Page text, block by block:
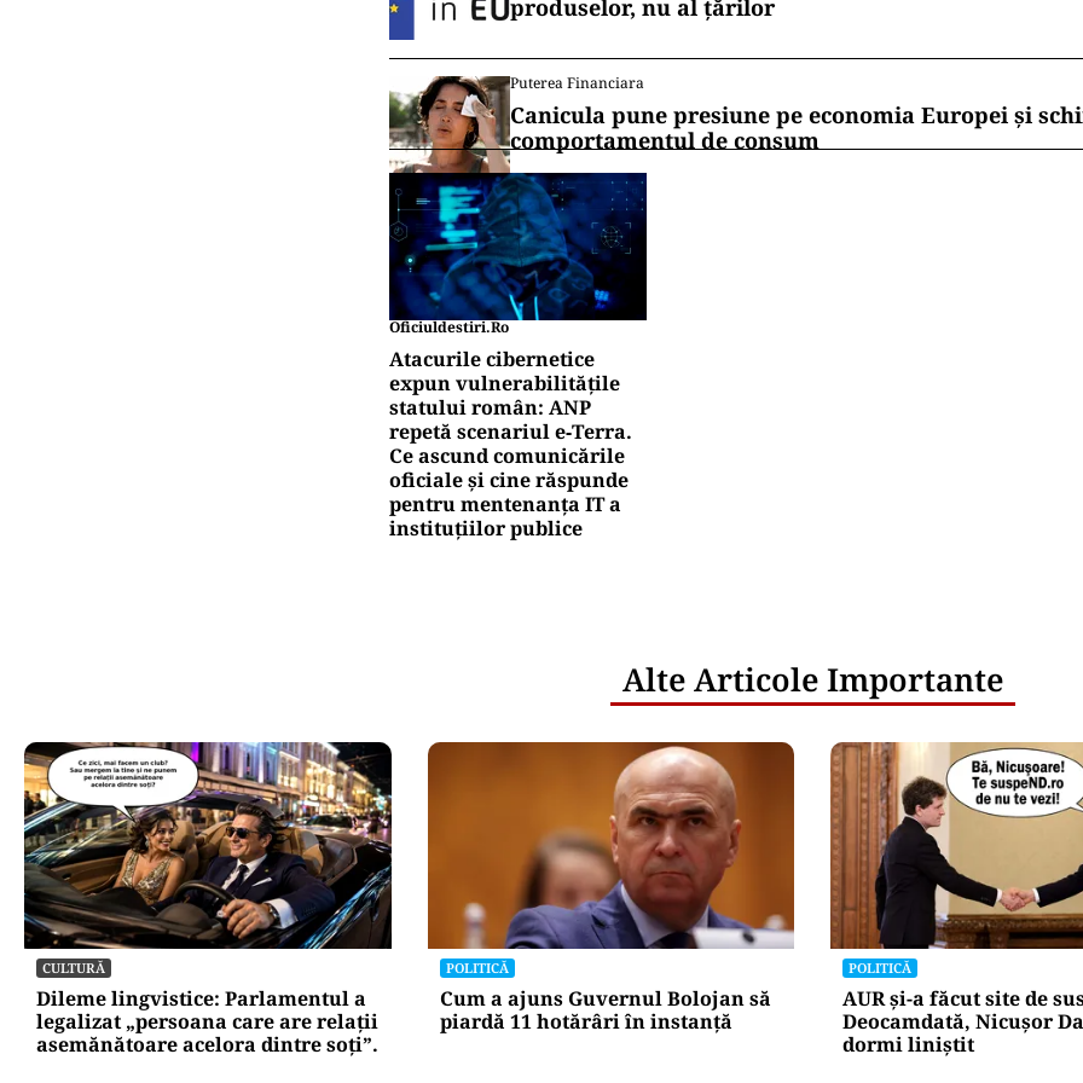
produselor, nu al țărilor
Puterea Financiara
Canicula pune presiune pe economia Europei și
comportamentul de consum
Oficiuldestiri.ro
Atacurile cibernetice
expun vulnerabilitățile
statului român: ANP
repetă scenariul e‑Terra.
Ce ascund comunicările
oficiale și cine răspunde
pentru mentenanța IT a
instituțiilor publice
Alte Articole Importante
CULTURĂ
Dileme lingvistice: Parlamentul a
legalizat „persoana care are relații
asemănătoare acelora dintre soți”.
POLITICĂ
Cum a ajuns Guvernul Bolojan să
piardă 11 hotărâri în instanță
POLITICĂ
AUR și-a făcut site de
Deocamdată, Nicușor
dormi liniștit